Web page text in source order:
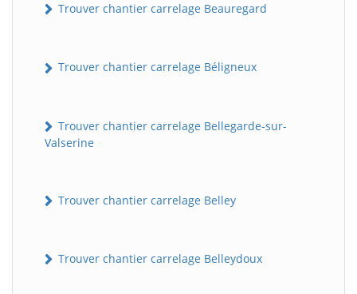
Trouver chantier carrelage Beauregard
Trouver chantier carrelage Béligneux
Trouver chantier carrelage Bellegarde-sur-
Valserine
Trouver chantier carrelage Belley
Trouver chantier carrelage Belleydoux